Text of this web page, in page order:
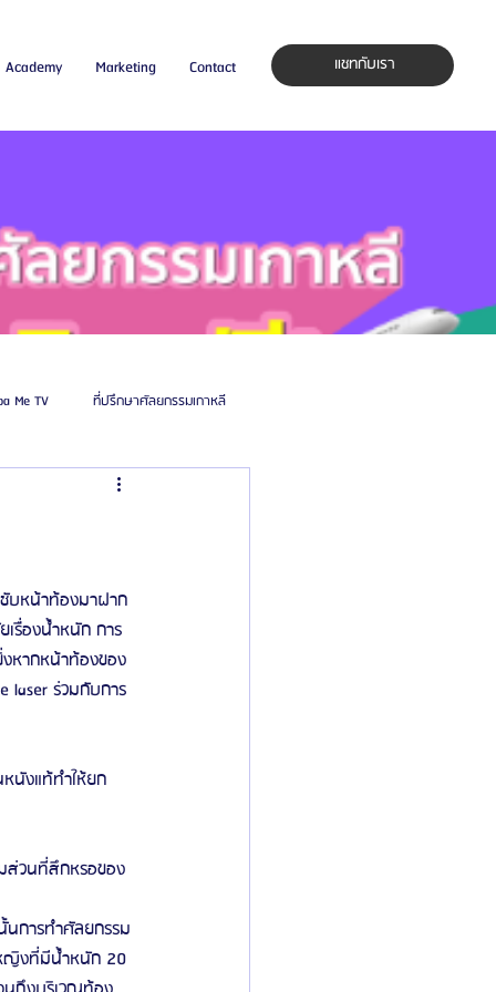
Academy Marketing Contact แชทกับเรา
Me TV ที่ปรึกษาศัลยกรรมเกาหลี
ศัลยแพทย์ ประเทศเกาหลี
Consultant คู่มือศัลยกรรม
บหน้าท้องมาฝาก
รื่องน้ำหนัก การ
หากหน้าท้องของ
laser ร่วมกับการ
นังแท้ทำให้ยก
ส่วนที่สึกหรอของ
นการทำศัลยกรรม
ญิงที่มีน้ำหนัก 20